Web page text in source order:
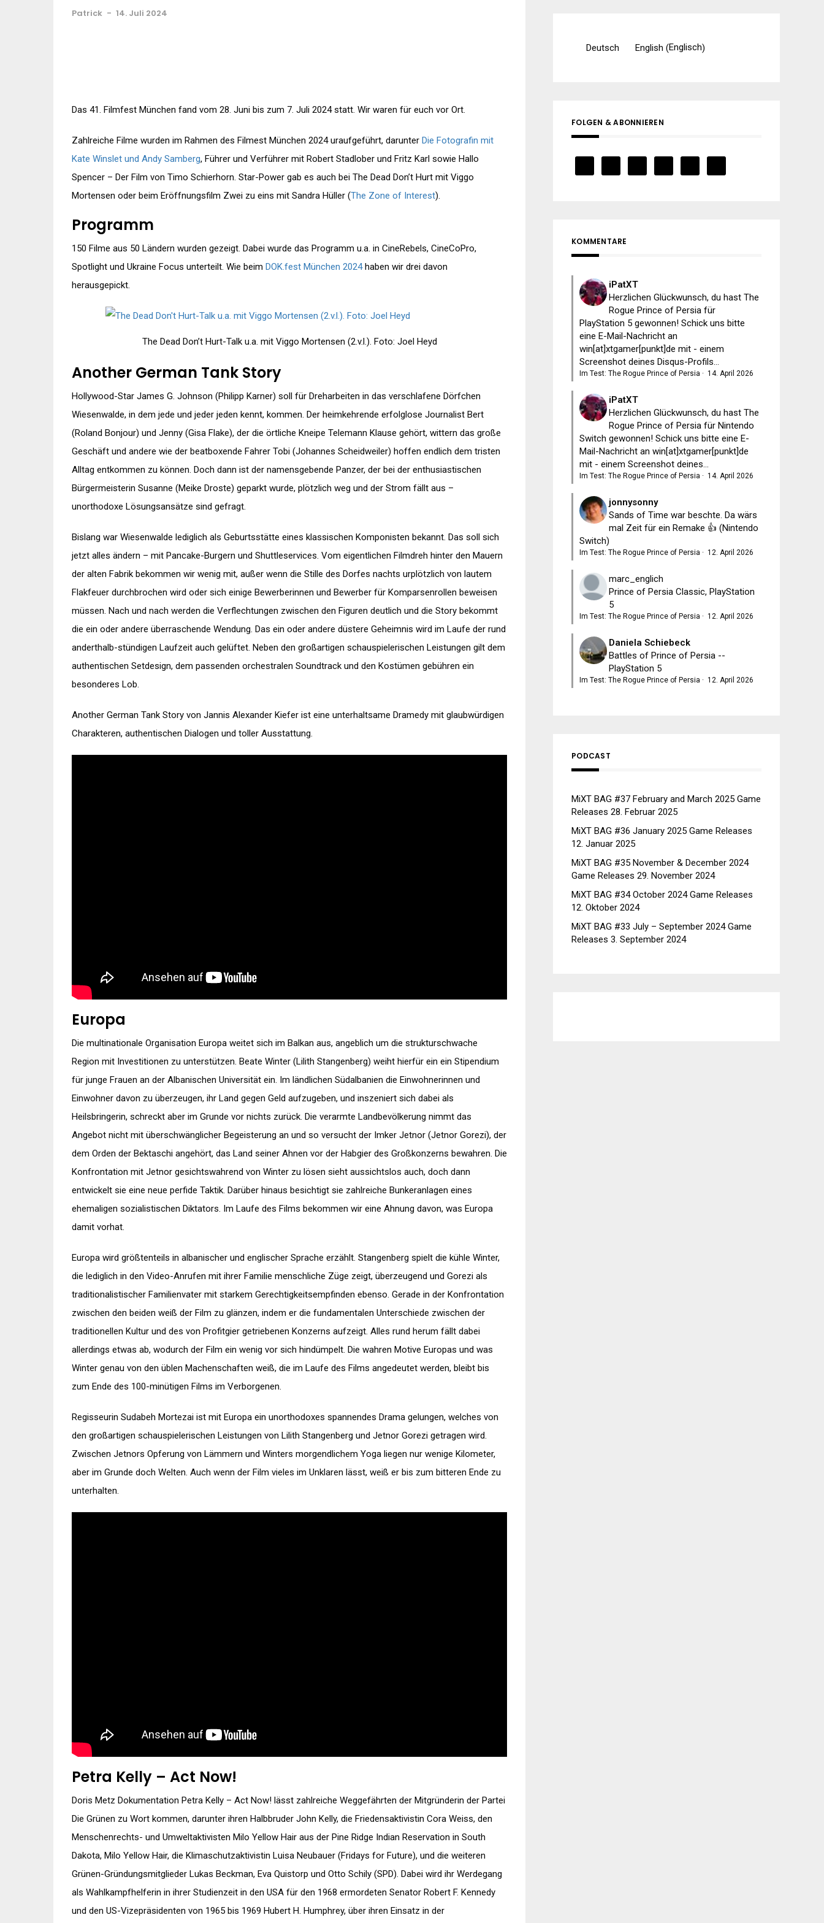
Patrick - 14. Juli 2024
Das 41. Filmfest München fand vom 28. Juni bis zum 7. Juli 2024 statt. Wir waren für euch vor Ort.
Zahlreiche Filme wurden im Rahmen des Filmest München 2024 uraufgeführt, darunter Die Fotografin mit
Kate Winslet und Andy Samberg, Führer und Verführer mit Robert Stadlober und Fritz Karl sowie Hallo
Spencer – Der Film von Timo Schierhorn. Star-Power gab es auch bei The Dead Don’t Hurt mit Viggo
Mortensen oder beim Eröffnungsfilm Zwei zu eins mit Sandra Hüller (The Zone of Interest).
Programm
150 Filme aus 50 Ländern wurden gezeigt. Dabei wurde das Programm u.a. in CineRebels, CineCoPro,
Spotlight und Ukraine Focus unterteilt. Wie beim DOK.fest München 2024haben wir drei davon
herausgepickt.
The Dead Don’t Hurt-Talk u.a. mit Viggo Mortensen (2.v.l.). Foto: Joel Heyd
Another German Tank Story
Hollywood-Star James G. Johnson (Philipp Karner) soll für Dreharbeiten in das verschlafene Dörfchen
Wiesenwalde, in dem jede und jeder jeden kennt, kommen. Der heimkehrende erfolglose Journalist Bert
(Roland Bonjour) und Jenny (Gisa Flake), der die örtliche Kneipe Telemann Klause gehört, wittern das große
Geschäft und andere wie der beatboxende Fahrer Tobi (Johannes Scheidweiler) hoffen endlich dem tristen
Alltag entkommen zu können. Doch dann ist der namensgebende Panzer, der bei der enthusiastischen
Bürgermeisterin Susanne (Meike Droste) geparkt wurde, plötzlich weg und der Strom fällt aus –
unorthodoxe Lösungsansätze sind gefragt.
Bislang war Wiesenwalde lediglich als Geburtsstätte eines klassischen Komponisten bekannt. Das soll sich
jetzt alles ändern – mit Pancake-Burgern und Shuttleservices. Vom eigentlichen Filmdreh hinter den Mauern
der alten Fabrik bekommen wir wenig mit, außer wenn die Stille des Dorfes nachts urplötzlich von lautem
Flakfeuer durchbrochen wird oder sich einige Bewerberinnen und Bewerber für Komparsenrollen beweisen
müssen. Nach und nach werden die Verflechtungen zwischen den Figuren deutlich und die Story bekommt
die ein oder andere überraschende Wendung. Das ein oder andere düstere Geheimnis wird im Laufe der rund
anderthalb-stündigen Laufzeit auch gelüftet. Neben den großartigen schauspielerischen Leistungen gilt dem
authentischen Setdesign, dem passenden orchestralen Soundtrack und den Kostümen gebühren ein
besonderes Lob.
Another German Tank Story von Jannis Alexander Kiefer ist eine unterhaltsame Dramedy mit glaubwürdigen
Charakteren, authentischen Dialogen und toller Ausstattung.
Europa
Die multinationale Organisation Europa weitet sich im Balkan aus, angeblich um die strukturschwache
Region mit Investitionen zu unterstützen. Beate Winter (Lilith Stangenberg) weiht hierfür ein ein Stipendium
für junge Frauen an der Albanischen Universität ein. Im ländlichen Südalbanien die Einwohnerinnen und
Einwohner davon zu überzeugen, ihr Land gegen Geld aufzugeben, und inszeniert sich dabei als
Heilsbringerin, schreckt aber im Grunde vor nichts zurück. Die verarmte Landbevölkerung nimmt das
Angebot nicht mit überschwänglicher Begeisterung an und so versucht der Imker Jetnor (Jetnor Gorezi), der
dem Orden der Bektaschi angehört, das Land seiner Ahnen vor der Habgier des Großkonzerns bewahren. Die
Konfrontation mit Jetnor gesichtswahrend von Winter zu lösen sieht aussichtslos auch, doch dann
entwickelt sie eine neue perfide Taktik. Darüber hinaus besichtigt sie zahlreiche Bunkeranlagen eines
ehemaligen sozialistischen Diktators. Im Laufe des Films bekommen wir eine Ahnung davon, was Europa
damit vorhat.
Europa wird größtenteils in albanischer und englischer Sprache erzählt. Stangenberg spielt die kühle Winter,
die lediglich in den Video-Anrufen mit ihrer Familie menschliche Züge zeigt, überzeugend und Gorezi als
traditionalistischer Familienvater mit starkem Gerechtigkeitsempfinden ebenso. Gerade in der Konfrontation
zwischen den beiden weiß der Film zu glänzen, indem er die fundamentalen Unterschiede zwischen der
traditionellen Kultur und des von Profitgier getriebenen Konzerns aufzeigt. Alles rund herum fällt dabei
allerdings etwas ab, wodurch der Film ein wenig vor sich hindümpelt. Die wahren Motive Europas und was
Winter genau von den üblen Machenschaften weiß, die im Laufe des Films angedeutet werden, bleibt bis
zum Ende des 100-minütigen Films im Verborgenen.
Regisseurin Sudabeh Mortezai ist mit Europa ein unorthodoxes spannendes Drama gelungen, welches von
den großartigen schauspielerischen Leistungen von Lilith Stangenberg und Jetnor Gorezi getragen wird.
Zwischen Jetnors Opferung von Lämmern und Winters morgendlichem Yoga liegen nur wenige Kilometer,
aber im Grunde doch Welten. Auch wenn der Film vieles im Unklaren lässt, weiß er bis zum bitteren Ende zu
unterhalten.
Petra Kelly – Act Now!
Doris Metz Dokumentation Petra Kelly – Act Now! lässt zahlreiche Weggefährten der Mitgründerin der Partei
Die Grünen zu Wort kommen, darunter ihren Halbbruder John Kelly, die Friedensaktivistin Cora Weiss, den
Menschenrechts- und Umweltaktivisten Milo Yellow Hair aus der Pine Ridge Indian Reservation in South
Dakota, Milo Yellow Hair, die Klimaschutzaktivistin Luisa Neubauer (Fridays for Future), und die weiteren
Grünen-Gründungsmitglieder Lukas Beckman, Eva Quistorp und Otto Schily (SPD). Dabei wird ihr Werdegang
als Wahlkampfhelferin in ihrer Studienzeit in den USA für den 1968 ermordeten Senator Robert F. Kennedy
und den US-Vizepräsidenten von 1965 bis 1969 Hubert H. Humphrey, über ihren Einsatz in der
Deutsch English (Englisch)
FOLGEN & ABONNIEREN
KOMMENTARE
iPatXT
Herzlichen Glückwunsch, du hast The
Rogue Prince of Persia für
PlayStation 5 gewonnen! Schick uns bitte
eine E-Mail-Nachricht an
win[at]xtgamer[punkt]de mit - einem
Screenshot deines Disqus-Profils...
Im Test: The Rogue Prince of Persia · 14. April 2026
iPatXT
Herzlichen Glückwunsch, du hast The
Rogue Prince of Persia für Nintendo
Switch gewonnen! Schick uns bitte eine E-
Mail-Nachricht an win[at]xtgamer[punkt]de
mit - einem Screenshot deines...
Im Test: The Rogue Prince of Persia · 14. April 2026
jonnysonny
Sands of Time war beschte. Da wärs
mal Zeit für ein Remake 👍 (Nintendo
Switch)
Im Test: The Rogue Prince of Persia · 12. April 2026
marc_englich
Prince of Persia Classic, PlayStation
5
Im Test: The Rogue Prince of Persia · 12. April 2026
Daniela Schiebeck
Battles of Prince of Persia --
PlayStation 5
Im Test: The Rogue Prince of Persia · 12. April 2026
PODCAST
MiXT BAG #37 February and March 2025 Game
Releases 28. Februar 2025
MiXT BAG #36 January 2025 Game Releases
12. Januar 2025
MiXT BAG #35 November & December 2024
Game Releases 29. November 2024
MiXT BAG #34 October 2024 Game Releases
12. Oktober 2024
MiXT BAG #33 July – September 2024 Game
Releases 3. September 2024